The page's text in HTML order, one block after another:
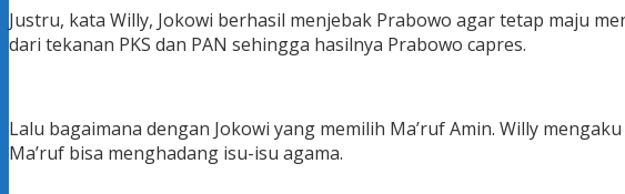
Justru, kata Willy, Jokowi berhasil menjebak Prabowo agar tetap maju
dari tekanan PKS dan PAN sehingga hasilnya Prabowo capres.
Lalu bagaimana dengan Jokowi yang memilih Ma’ruf Amin. Willy
Ma’ruf bisa menghadang isu-isu agama.